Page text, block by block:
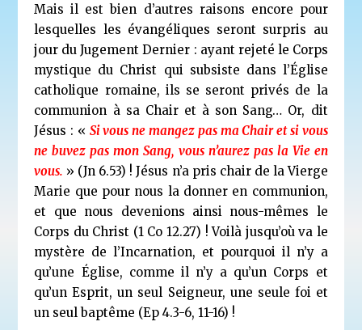
Mais il est bien d’autres raisons encore pour
lesquelles les évangéliques seront surpris au
jour du Jugement Dernier : ayant rejeté le Corps
mystique du Christ qui subsiste dans l’Église
catholique romaine, ils se seront privés de la
communion à sa Chair et à son Sang… Or, dit
Jésus : « Si vous ne mangez pas ma Chair et si vous
ne buvez pas mon Sang, vous n’aurez pas la Vie en
vous. » (Jn 6.53) ! Jésus n’a pris chair de la Vierge
Marie que pour nous la donner en communion,
et que nous devenions ainsi nous-mêmes le
Corps du Christ (1 Co 12.27) ! Voilà jusqu’où va le
mystère de l’Incarnation, et pourquoi il n’y a
qu’une Église, comme il n’y a qu’un Corps et
qu’un Esprit, un seul Seigneur, une seule foi et
un seul baptême (Ep 4.3-6, 11-16) !